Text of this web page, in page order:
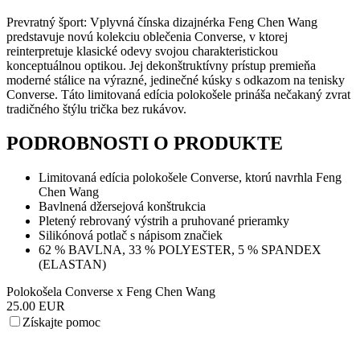
Prevratný šport: Vplyvná čínska dizajnérka Feng Chen Wang
predstavuje novú kolekciu oblečenia Converse, v ktorej
reinterpretuje klasické odevy svojou charakteristickou
konceptuálnou optikou. Jej dekonštruktívny prístup premieňa
moderné stálice na výrazné, jedinečné kúsky s odkazom na tenisky
Converse. Táto limitovaná edícia polokošele prináša nečakaný zvrat
tradičného štýlu trička bez rukávov.
PODROBNOSTI O PRODUKTE
Limitovaná edícia polokošele Converse, ktorú navrhla Feng
Chen Wang
Bavlnená džersejová konštrukcia
Pletený rebrovaný výstrih a pruhované prieramky
Silikónová potlač s nápisom značiek
62 % BAVLNA, 33 % POLYESTER, 5 % SPANDEX
(ELASTAN)
Polokošela Converse x Feng Chen Wang
25.00 EUR
Získajte pomoc